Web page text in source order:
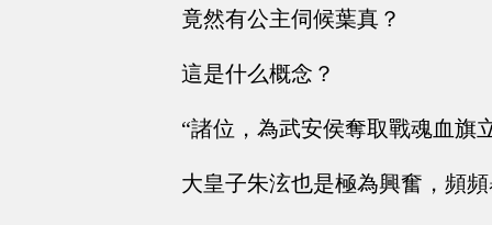
竟然有公主伺候葉真？
這是什么概念？
“諸位，為武安侯奪取戰魂血旗
大皇子朱泫也是極為興奮，頻